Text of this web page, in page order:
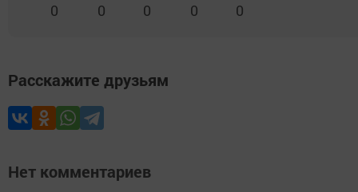
0 0 0 0 0
Расскажите друзьям
Нет комментариев